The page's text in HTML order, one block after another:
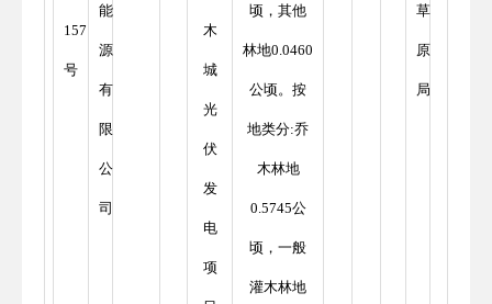
157
号
能
源
有
限
公
司
木
城
光
伏
发
电
项
顷，其他
林地0.0460
公顷。按
地类分:乔
木林地
0.5745公
顷，一般
灌木林地
草
原
局